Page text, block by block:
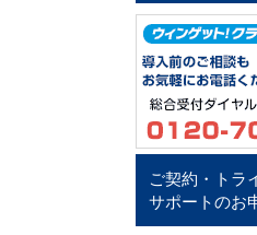
ご契約・トラ
サポートのお